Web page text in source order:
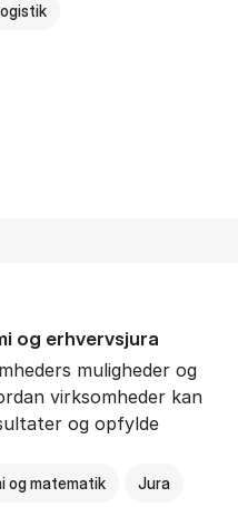
erhvervs­økonomi
og erhvervs­jura
muligheder og
virksomheder kan
og opfylde
og matematik Jura